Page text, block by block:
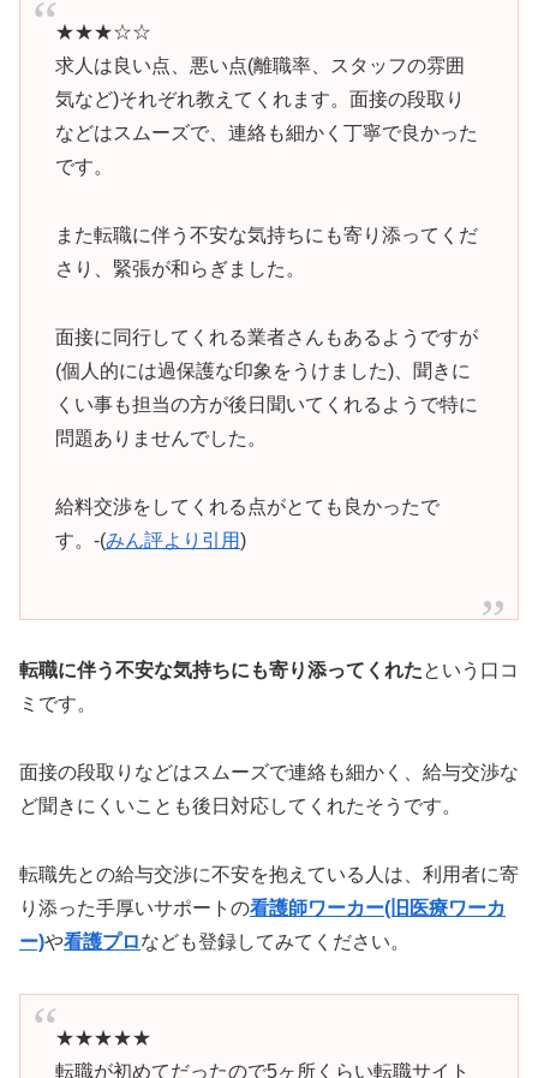
★★★☆☆
求人は良い点、悪い点(離職率、スタッフの雰囲
気など)それぞれ教えてくれます。面接の段取り
などはスムーズで、連絡も細かく丁寧で良かった
です。
また転職に伴う不安な気持ちにも寄り添ってくだ
さり、緊張が和らぎました。
面接に同行してくれる業者さんもあるようですが
(個人的には過保護な印象をうけました)、聞きに
くい事も担当の方が後日聞いてくれるようで特に
問題ありませんでした。
給料交渉をしてくれる点がとても良かったで
す。-(みん評より引用)
転職に伴う不安な気持ちにも寄り添ってくれたという口コ
ミです。
面接の段取りなどはスムーズで連絡も細かく、給与交渉な
ど聞きにくいことも後日対応してくれたそうです。
転職先との給与交渉に不安を抱えている人は、利用者に寄
り添った手厚いサポートの看護師ワーカー(旧医療ワーカ
ー)や看護プロなども登録してみてください。
★★★★★
転職が初めてだったので5ヶ所くらい転職サイト